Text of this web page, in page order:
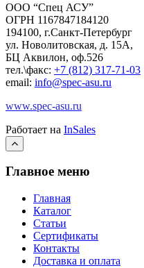
ООО “Спец АСУ”
ОГРН 1167847184120
194100, г.Санкт-Петербург
ул. Новолитовская, д. 15А,
БЦ Аквилон, оф.526
тел.\факс: +7 (812) 317-71-03
email: info@spec-asu.ru
www.spec-asu.ru
Работает на InSales
Главное меню
Главная
Каталог
Статьи
Сертификаты
Контакты
Доставка и оплата